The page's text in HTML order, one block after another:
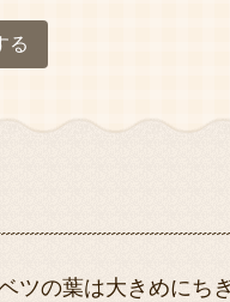
る
ツの葉は大きめにち